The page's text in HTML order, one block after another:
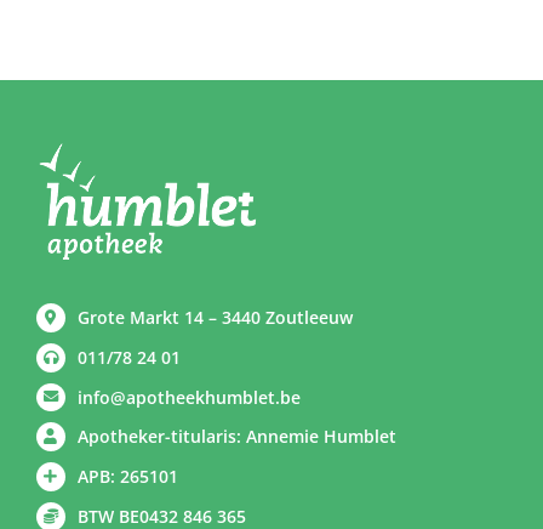
Grote Markt 14 – 3440 Zoutleeuw
011/78 24 01
info@apotheekhumblet.be
Apotheker-titularis: Annemie Humblet
APB: 265101
BTW BE0432 846 365